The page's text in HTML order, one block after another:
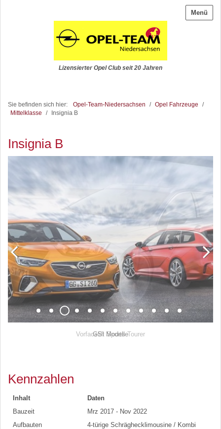
Menü
Lizensierter Opel Club seit 20 Jahren
Sie befinden sich hier: Opel-Team-Niedersachsen / Opel Fahrzeuge
/
Mittelklasse
/ Insignia B
Insignia B
GSI Modelle
Kennzahlen
Inhalt
Daten
Bauzeit
Mrz 2017 - Nov 2022
Aufbauten
4-türige Schräghecklimousine / Kombi